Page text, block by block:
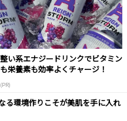
整い系エナジードリンクでビタミン
も栄養素も効率よくチャージ！
(PR)
る環境作りこそが美肌を手に入れ